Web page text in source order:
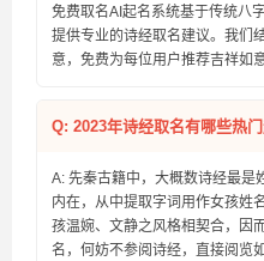
免费取名AI起名系统基于传统八
提供专业的诗经取名建议。我们
意，免费为每位用户推荐吉祥如
Q: 2023年诗经取名有哪些热门
A: 先秦古籍中，大概数诗经最是
内在，从中提取字词用作女孩姓
孩温婉、文静之风格相契合，因
名，何妨不参阅诗经，直接阅览